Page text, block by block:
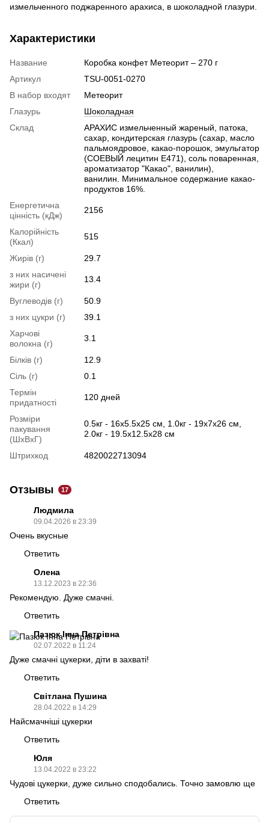
измельченного поджаренного арахиса, в шоколадной глазури.
Характеристики
Название
Коробка конфет Метеорит – 270 г
Артикул
TSU-0051-0270
В набор входят
Метеорит
Глазурь
Шоколадная
Склад
АРАХИС измельченный жареный, патока,
сахар, кондитерская глазурь (сахар, масло
пальмоядровое, какао-порошок, эмульгатор
(СОЕВЫЙ лецитин Е471), соль поваренная,
ароматизатор "Какао", ванилин),
ванилин. Минимальное содержание какао-
продуктов 16%.
Енергетична
цінність (кДж)
2156
Калорійність
(Ккал)
515
Жирів (г)
29.7
з них насичені
жири (г)
13.4
Вуглеводів (г)
50.9
з них цукри (г)
39.1
Харчові
волокна (г)
3.1
Білків (г)
12.9
Сіль (г)
0.1
Термін
придатності
120 дней
Розміри
пакування
(ШхВхГ)
0.5кг - 16х5.5х25 см, 1.0кг - 19х7х26 см,
2.0кг - 19.5х12.5х28 см
Штрихкод 4820022713094
Отзывы 17
Людмила
09.04.2026 в 23:39
Очень вкусные
Ответить
Олена
13.12.2023 в 22:36
Рекомендую. Дуже смачні.
Ответить
Пазюк Інна Петрівна
02.07.2022 в 11:24
Дуже смачні цукерки, діти в захваті!
Ответить
Світлана Пушина
28.04.2022 в 14:29
Найсмачніші цукерки
Ответить
Юля
13.04.2022 в 23:22
Чудові цукерки, дуже сильно сподобались. Точно замовлю ще
Ответить